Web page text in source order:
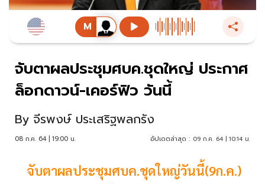
จับตาผลประชุมศบค.ชุดใหญ่ ประกาศ
ล็อกดาวน์-เคอร์ฟิว วันนี้
By จีรพงษ์ ประเสริฐพลกรัง
08 ก.ค. 64 | 19:00 น. อัปเดตล่าสุด : 09 ก.ค. 64 | 10:14 น.
จับตาผลประชุมศบค.ชุดใหญ่วันนี้(9ก.ค.)